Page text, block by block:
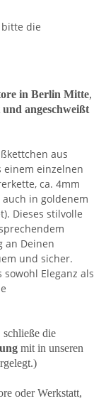
bitte die
in Berlin Mitte,
und angeschweißt
aus
einem einzelnen
ca. 4mm
in goldenem
Dieses stilvolle
an Deinen
und sicher.
Eleganz als
die
mit in unseren
oder Werkstatt,